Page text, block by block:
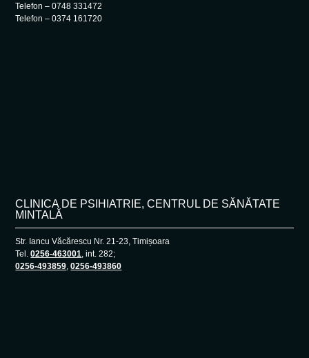
Telefon – 0748 331472
Telefon – 0374 161720
CLINICA DE PSIHIATRIE, CENTRUL DE SĂNĂTATE
MINTALĂ
Str. Iancu Văcărescu Nr. 21-23, Timișoara
Tel.0256-463001 , int. 282;
0256-493859 ,0256-493860